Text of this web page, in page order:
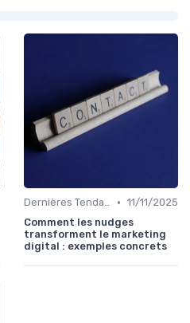
Dernières Tendances en Marketing Digital • 11/11/2025
Comment les nudges
transforment le marketing
digital : exemples concrets